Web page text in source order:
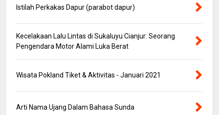
Istilah Perkakas Dapur (parabot dapur)
Kecelakaan Lalu Lintas di Sukaluyu Cianjur: Seorang
Pengendara Motor Alami Luka Berat
Wisata Pokland Tiket & Aktivitas - Januari 2021
Arti Nama Ujang Dalam Bahasa Sunda